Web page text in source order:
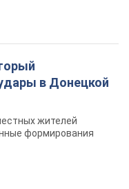
в Донецкой
жителей
формирования